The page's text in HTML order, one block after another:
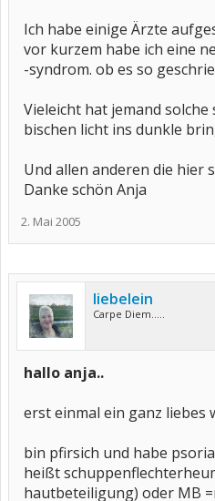
Ich habe einige Ärzte
vor kurzem habe ich eine
-syndrom. ob es so
Vieleicht hat jemand
bischen licht ins dunkle
Und allen anderen die hier
Danke schön Anja
2. Mai 2005
liebelein
Carpe Diem.....
hallo anja..
erst einmal ein ganz liebes
bin pfirsich und habe
heißt
hautbeteiligung) oder MB